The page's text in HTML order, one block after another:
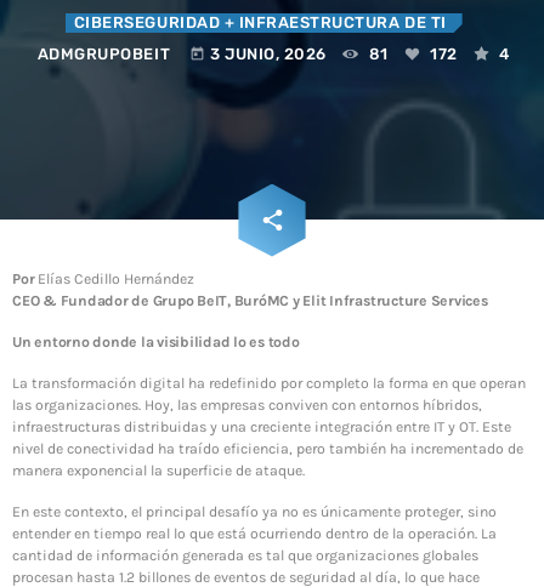
CIBERSEGURIDAD
+ INFRAESTRUCTURA DE TI
20 años de historia juntos
Enfriamiento Inteligente: eficiencia energética y
sostenibilidad para operaciones resilientes
13 JULIO, 2026
Energía Inteligente: la tecnología que transforma la
eficiencia en resiliencia operativa
13 JULIO, 2026
CIBERSEGURIDAD + INFRAESTRUCTURA DE TI
ADMGRUPOBEIT
today 3 JUNIO, 2026 81 172 4
share
email
PorElías Cedillo Hernández
CEO & Fundador de Grupo BeIT, BuróMC y Elit Infrastructure Services
Un entorno donde la visibilidad lo es todo
La transformación digital ha redefinido por completo la forma en que operan
las organizaciones. Hoy, las empresas conviven con entornos híbridos,
infraestructuras distribuidas y una creciente integración entre IT y OT. Este
nivel de conectividad ha traído eficiencia, pero también ha incrementado de
manera exponencial la superficie de ataque.
En este contexto, el principal desafío ya no es únicamente proteger, sino
entender en tiempo real lo que está ocurriendo dentro de la operación. La
cantidad de información generada es tal que organizaciones globales
procesan hasta 1.2 billones de eventos de seguridad al día, lo que hace